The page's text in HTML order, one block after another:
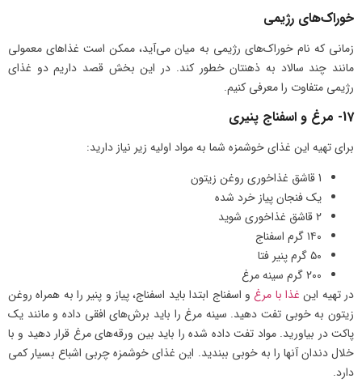
خوراک‌های رژیمی
زمانی که نام خوراک‌های رژیمی به میان می‌آید، ممکن است غذاهای معمولی
مانند چند سالاد به ذهنتان خطور کند. در این بخش قصد داریم دو غذای
رژیمی متفاوت را معرفی کنیم.
17- مرغ و اسفناج پنیری
برای تهیه این غذای خوشمزه شما به مواد اولیه زیر نیاز دارید:
1 قاشق غذاخوری روغن زیتون
یک فنجان پیاز خرد شده
۲ قاشق غذاخوری شوید
۱۴۰ گرم اسفناج
۵۰ گرم پنیر فتا
۲۰۰ گرم سینه مرغ
در تهیه اینغذا با مرغو اسفناج ابتدا باید اسفناج، پیاز و پنیر را به همراه روغن
زیتون به خوبی تفت دهید. سینه مرغ را باید برش‌های افقی داده و مانند یک
پاکت در بیاورید. مواد تفت داده شده را باید بین ورقه‌های مرغ قرار دهید و با
خلال دندان آنها را به خوبی ببندید. این غذای خوشمزه چربی اشباع بسیار کمی
دارد.